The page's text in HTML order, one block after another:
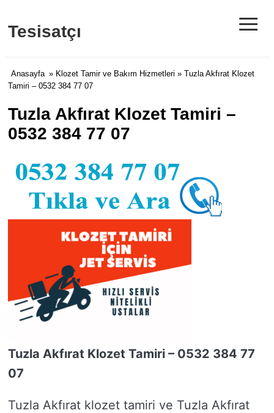
Tesisatçı ≡
Anasayfa » Klozet Tamir ve Bakım Hizmetleri » Tuzla Akfırat Klozet
Tamiri – 0532 384 77 07
Tuzla Akfırat Klozet Tamiri –
0532 384 77 07
Tuzla Akfırat Klozet Tamiri – 0532 384 77
07
Tuzla Akfırat klozet tamiri ve Tuzla Akfırat